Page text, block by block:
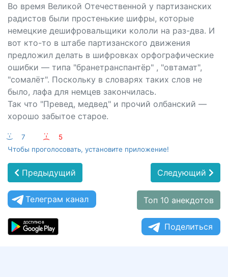
Во время Великой Отечественной у партизанских
радистов были простенькие шифры, которые
немецкие дешифровальщики кололи на раз-два. И
вот кто-то в штабе партизанского движения
предложил делать в шифровках орфографические
ошибки — типа "бранетранспантёр" , "овтамат",
"сомалёт". Поскольку в словарях таких слов не
было, лафа для немцев закончилась.
Так что "Превед, медвед" и прочий олбанский —
хорошо забытое старое.
:-) 7 :-(
5
Чтобы проголосовать, установите приложение!
Предыдущий Следующий
Телеграм канал Топ 10 анекдотов
Поделиться